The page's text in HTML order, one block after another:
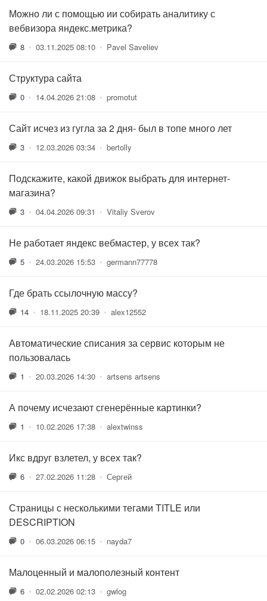
Можно ли с помощью ии собирать аналитику с
вебвизора яндекс.метрика?
8 • 03.11.2025 08:10 • Pavel Saveliev
Структура сайта
0 • 14.04.2026 21:08 • promotut
Сайт исчез из гугла за 2 дня- был в топе много лет
3 • 12.03.2026 03:34 • bertolly
Подскажите, какой движок выбрать для интернет-
магазина?
3 • 04.04.2026 09:31 • Vitaliy Sverov
Не работает яндекс вебмастер, у всех так?
5 • 24.03.2026 15:53 • germann77778
Где брать ссылочную массу?
14 • 18.11.2025 20:39 • alex12552
Автоматические списания за сервис которым не
пользовалась
1 • 20.03.2026 14:30 • artsens artsens
А почему исчезают сгенерённые картинки?
1 • 10.02.2026 17:38 • alextwinss
Икс вдруг взлетел, у всех так?
6 • 27.02.2026 11:28 • Сергей
Страницы с несколькими тегами TITLE или
DESCRIPTION
0 • 06.03.2026 06:15 • nayda7
Малоценный и малополезный контент
6 • 02.02.2026 02:13 • gwlog